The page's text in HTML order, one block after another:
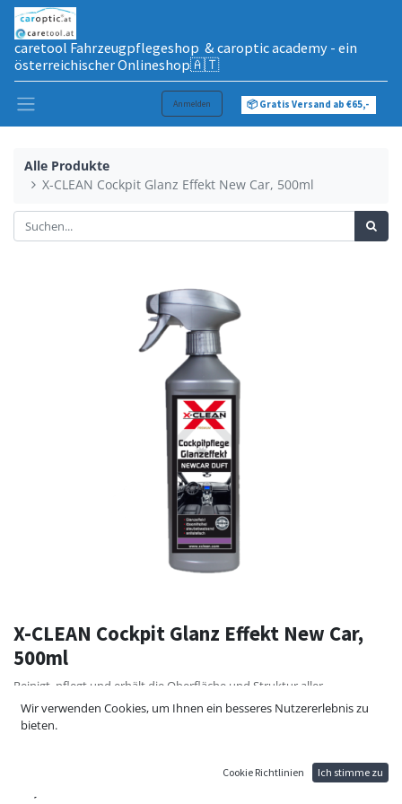
caretool Fahrzeugpflegeshop & caroptic academy - ein
österreichischer Onlineshop🇦🇹
Anmelden 📦 Gratis Versand ab €65,-
Alle Produkte
X-CLEAN Cockpit Glanz Effekt New Car, 500ml
X-CLEAN Cockpit Glanz Effekt New Car,
500ml
Reinigt, pflegt und erhält die Oberflä­che und Struktur aller
Kunststoffteile im Autoinnenraum, sowie Holzarmaturen. Wirkt
staubabwei­send, antistatisch und schützt vor Neuverschmutzung. Der
Wir verwenden Cookies, um Ihnen ein besseres Nutzererlebnis zu
bieten.
Cookie Richtlinien Ich stimme zu